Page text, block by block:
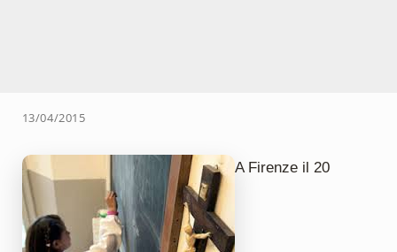
13/04/2015
A Firenze il 20